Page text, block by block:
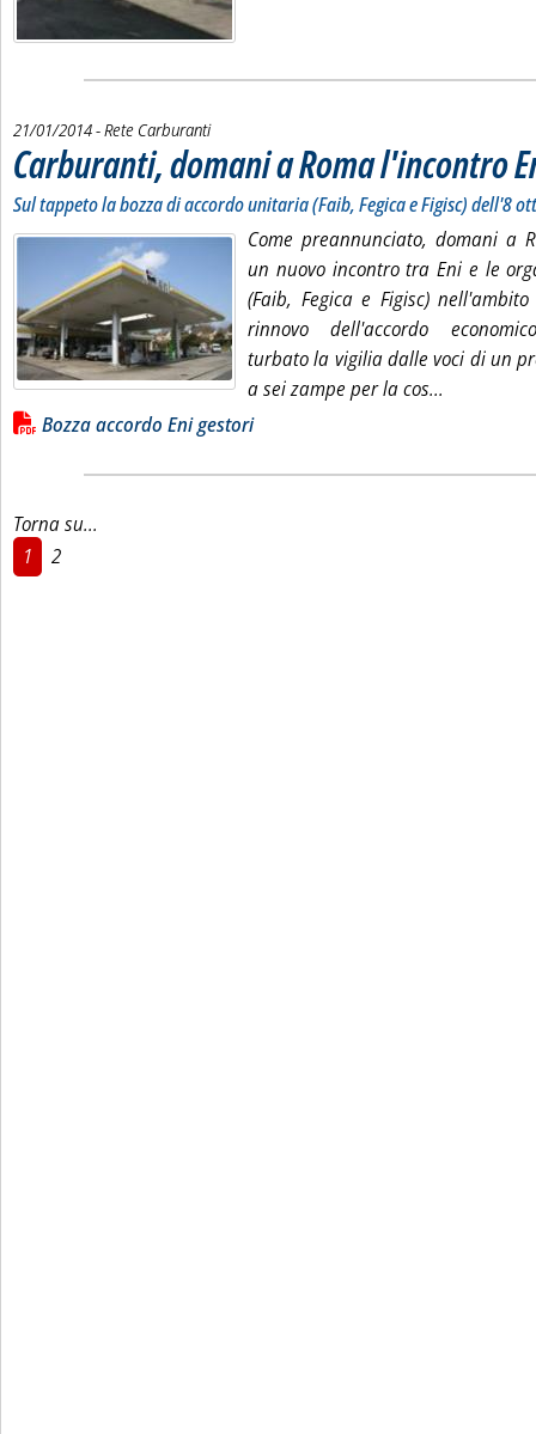
21/01/2014- Rete Carburanti
Carburanti, domani a Roma l'incontro
Sul tappeto la bozza di accordo unitaria (Faib, Fegica e Figisc) dell'8
Come preannunciato, domani a
un nuovo incontro tra Eni e le
(Faib, Fegica e Figisc)
rinnovo dell'accordo
turbato la vigilia dalle voci di un
a sei zampe per la cos...
Lista allegati PDF alla notizia
Bozza accordo Eni gestori
Torna su...
1
2